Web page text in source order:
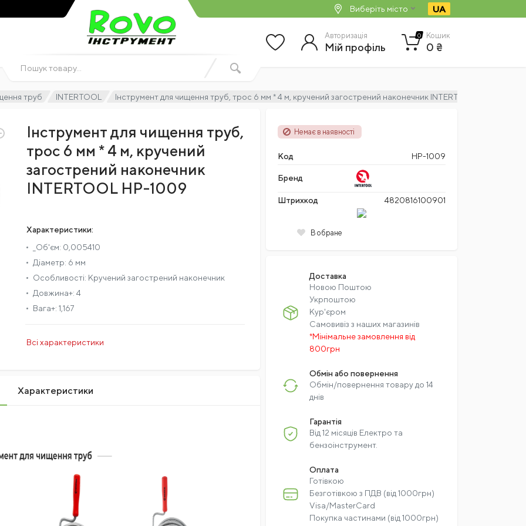
Виберіть місто UA
Авторизація
Мій профіль
0 Кошик
0 ₴
труб INTERTOOL Інструмент для чищення труб, трос 6 мм * 4 м, кручений загострений наконечник INTERTOOL HP-1009
Інструмент для чищення труб,
трос 6 мм * 4 м, кручений
загострений наконечник
INTERTOOL HP-1009
Характеристики:
_Об'єм: 0,005410
Діаметр: 6 мм
Особливості: Кручений загострений наконечник
Довжина+: 4
Вага+: 1,167
Всі характеристики
Немає в наявності
Код HP-1009
Бренд
Штрихкод 4820816100901
В обране
Доставка
Новою Поштою
Укрпоштою
Кур'єром
Самовивіз з наших магазинів
*Мінімальне замовлення від
800грн
Обмін або повернення
Обмін/повернення товару до 14
днів
Гарантія
Від 12 місяців Електро та
бензоінструмент.
Оплата
Готівкою
Безготівкою з ПДВ (від 1000грн)
Visa/MasterCard
Покупка частинами (від 1000грн)
Характеристики